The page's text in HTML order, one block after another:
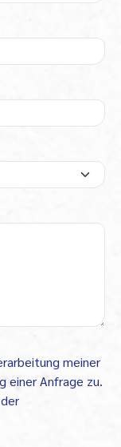
meiner
einer Anfrage zu.